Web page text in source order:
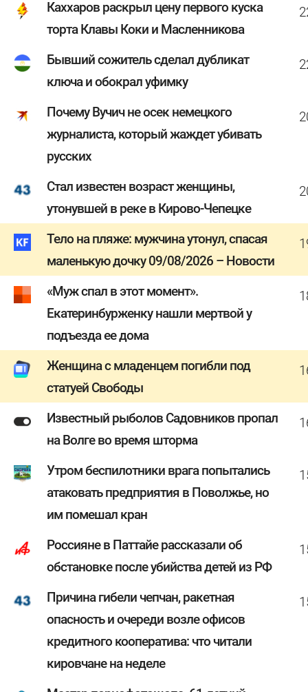
Каххаров раскрыл цену первого куска
торта Клавы Коки и Масленникова
Бывший сожитель сделал дубликат
ключа и обокрал уфимку
Почему Вучич не осек немецкого
журналиста, который жаждет убивать
русских
Стал известен возраст женщины,
утонувшей в реке в Кирово-Чепецке
Тело на пляже: мужчина утонул, спасая
маленькую дочку 09/08/2026 – Новости
«Муж спал в этот момент».
Екатеринбурженку нашли мертвой у
подъезда ее дома
Женщина с младенцем погибли под
статуей Свободы
Известный рыболов Садовников пропал
на Волге во время шторма
Утром беспилотники врага попытались
атаковать предприятия в Поволжье, но
им помешал кран
Россияне в Паттайе рассказали об
обстановке после убийства детей из РФ
Причина гибели чепчан, ракетная
опасность и очереди возле офисов
кредитного кооператива: что читали
кировчане на неделе